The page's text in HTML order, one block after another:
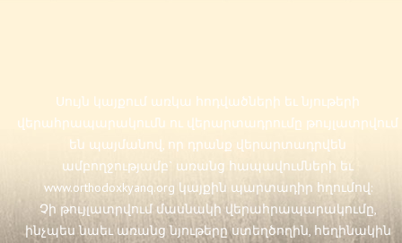
Սույն կայքում առկա հոդվածների եւ նյութերի
վերահրապարակումն ու վերարտադրումը թույլատրվում
են պայմանով, որ դրանք վերարտադրվեն
ամբողջությամբ` առանց հապավումների եւ
www.orthodoxkyanq.org կայքին պարտադիր հղումով:
Չի թույլատրվում մասնակի վերահրապարակումը,
ինչպես նաեւ առանց նյութերը ստեղծողին, հեղինակին